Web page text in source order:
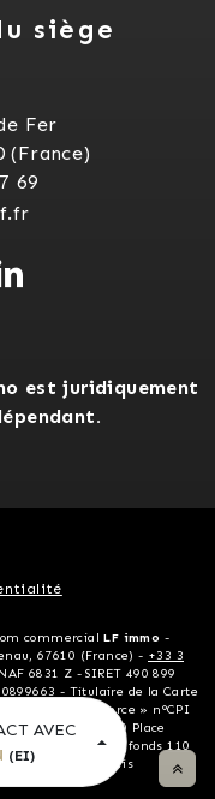
AVEC
(EI)
siège
Fer
(France)
69
est juridiquement
commercialLF immo -
67610 (France) - +33 3
6831 Z - SIRET 490 899
- Titulaire de la Carte
de commerce » n°CPI
Eurométropole, 10 Place
non détention de fonds 110
92076 Paris